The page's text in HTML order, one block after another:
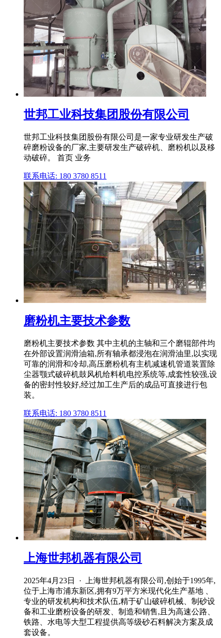
世邦工业科技集团股份有限公司
世邦工业科技集团股份有限公司是一家专业研发生产破
碎磨粉设备的厂家,主要研发生产破碎机、磨粉机以及移
动破碎。 首页 业务
联系电话: 180 3780 8511
磨粉机主要技术参数
磨粉机主要技术参数 其中主机的主轴和三个磨辊部件均
在外部设置润滑油箱,所有轴承都浸泡在润滑油里,以实现
可靠的润滑和冷却,高压磨粉机有主机减速机管道装置除
尘器颚式破碎机鼓风机给料机电控系统等,成套性较强,设
备的密封性较好,经过加工生产后的成品可直接进行包
装。
联系电话: 180 3780 8511
上海世邦机器有限公司
2025年4月23日 · 上海世邦机器有限公司,创始于1995年,
位于上海市浦东新区,拥有9万平方米现代化生产基地 、
专业的研发机构和技术队伍,精于矿山破碎机械、制砂设
备和工业磨粉设备的研发、制造和销售,且为高速公路、
铁路、水电等大型工程提供高等级砂石料解决方案及成
套设备。